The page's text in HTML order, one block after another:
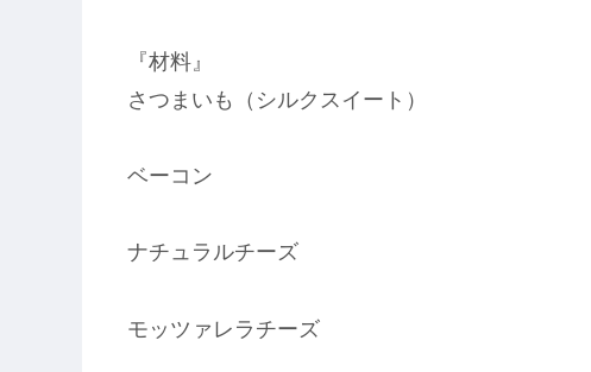
『材料』
さつまいも（シルクスイート）
ベーコン
ナチュラルチーズ
モッツァレラチーズ